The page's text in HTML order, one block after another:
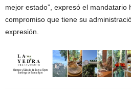
mejor estado”, expresó el
compromiso que tiene su
expresión.